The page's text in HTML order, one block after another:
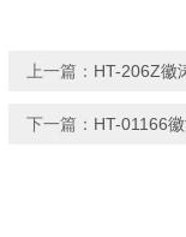
上一篇： HT-206Z徽
下一篇： HT-01166